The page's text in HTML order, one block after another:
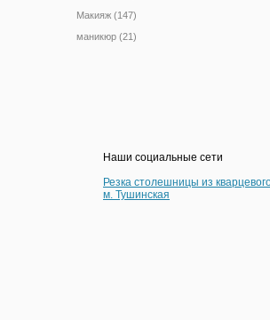
Макияж (147)
маникюр (21)
Наши социальные сети
Резка столешницы из
м. Тушинская